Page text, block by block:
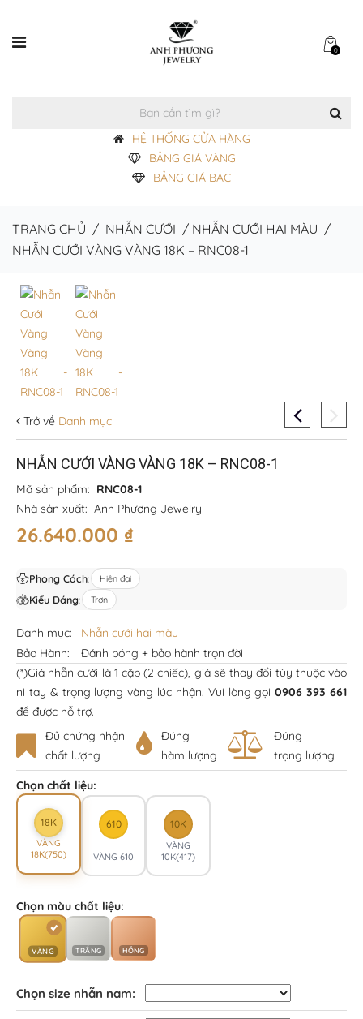
0
HỆ THỐNG CỬA HÀNG
BẢNG GIÁ VÀNG
BẢNG GIÁ BẠC
TRANG CHỦ / NHẪN CƯỚI / NHẪN CƯỚI HAI MÀU /
NHẪN CƯỚI VÀNG VÀNG 18K – RNC08-1
Trở về Danh mục
NHẪN CƯỚI VÀNG VÀNG 18K – RNC08-1
Mã sản phẩm: RNC08-1
Nhà sản xuất: Anh Phương Jewelry
26.640.000 ₫
Phong Cách: Hiện đại
Kiểu Dáng: Trơn
Danh mục:
Nhẫn cưới hai màu
Bảo Hành:
Đánh bóng + bảo hành trọn đời
(*)Giá nhẫn cưới là 1 cặp (2 chiếc), giá sẽ thay đổi tùy thuộc vào
ni tay & trọng lượng vàng lúc nhận. Vui lòng gọi0906 393 661
để được hỗ trợ.
Đủ chứng nhận
chất lượng
Đúng
hàm lượng
Đúng
trọng lượng
Chọn chất liệu:
18K
VÀNG
18K(750)
610
VÀNG 610
10K
VÀNG
10K(417)
Chọn màu chất liệu:
VÀNG TRẮNG HỒNG
Chọn size nhẫn nam: